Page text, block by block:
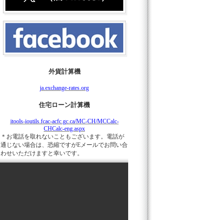
外貨計算機
ja.exchange-rates.org
住宅ローン計算機
itools-ioutils.fcac-acfc.gc.ca/MC-CH/MCCalc-
CHCalc-eng.aspx
＊お電話を取れないこともございます。電話が
通じない場合は、恐縮ですがEメールでお問い合
わせいただけますと幸いです。